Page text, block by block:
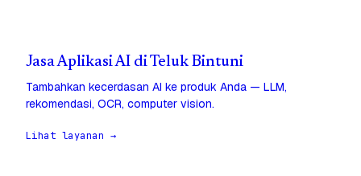
Jasa Aplikasi AI di Teluk Bintuni
Tambahkan kecerdasan AI ke produk Anda — LLM,
rekomendasi, OCR, computer vision.
Lihat layanan →